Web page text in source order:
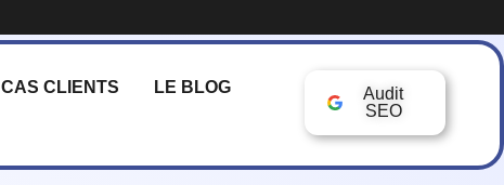
CAS CLIENTS
LE BLOG
Audit
SEO